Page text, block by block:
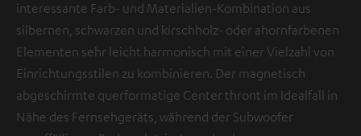
interessante Farb- und Materialien-Kombination aus
silbernen, schwarzen und kirschholz- oder ahornfarbenen
Elementen sehr leicht harmonisch mit einer Vielzahl von
Einrichtungsstilen zu kombinieren. Der magnetisch
abgeschirmte querformatige Center thront im Idealfall in
Nähe des Fernsehgeräts, während der Subwoofer